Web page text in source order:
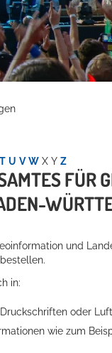
T U V W X Y Z
FÜR
und
in:
oder
wie zum